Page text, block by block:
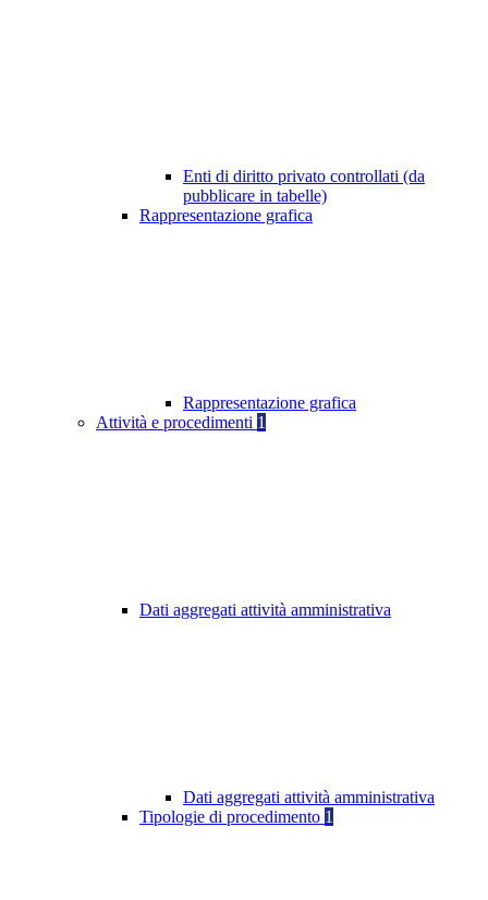
Enti di diritto privato controllati (da
pubblicare in tabelle)
Rappresentazione grafica
Rappresentazione grafica
Attività e procedimenti 1
Dati aggregati attività amministrativa
Dati aggregati attività amministrativa
Tipologie di procedimento 1